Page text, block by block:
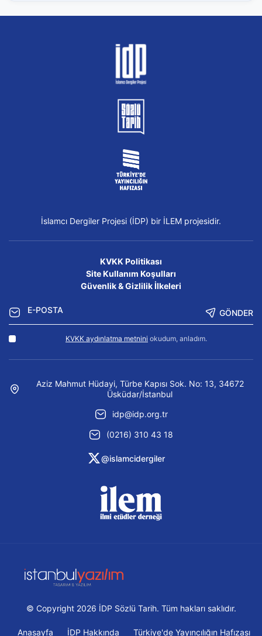
İslamcı Dergiler Projesi (İDP) bir İLEM projesidir.
KVKK Politikası
Site Kullanım Koşulları
Güvenlik & Gizlilik İlkeleri
GÖNDER
KVKK aydınlatma metnini okudum, anladım.
Aziz Mahmut Hüdayi, Türbe Kapısı Sok. No: 13, 34672
Üsküdar/İstanbul
idp@idp.org.tr
(0216) 310 43 18
@islamcidergiler
© Copyright 2026 İDP Sözlü Tarih. Tüm hakları saklıdır.
Anasayfa İDP Hakkında Türkiye'de Yayıncılığın Hafızası